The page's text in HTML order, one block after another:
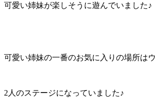
可愛い姉妹が楽しそうに遊んでいました♪
可愛い姉妹の一番のお気に入りの場所は
2人のステージになっていました♪